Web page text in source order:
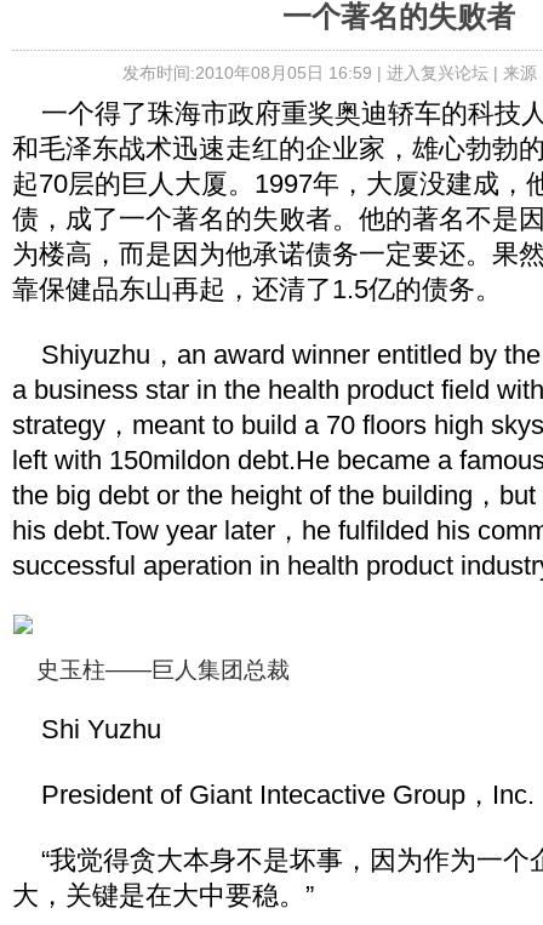
一个著名的失败者
发布时间:2010年08月05日 16:59 | 进入复兴论坛| 来源
一个得了珠海市政府重奖奥迪轿车的科技
和毛泽东战术迅速走红的企业家，雄心勃勃
起70层的巨人大厦。1997年，大厦没建成，
债，成了一个著名的失败者。他的著名不是
为楼高，而是因为他承诺债务一定要还。果
靠保健品东山再起，还清了1.5亿的债务。
Shiyuzhu，an award winner entitled by
a business star in the health product field
strategy，meant to build a 70 floors high
left with 150mildon debt.He became a
the big debt or the height of the building，
his debt.Tow year later，he fulfilded his
successful aperation in health product
史玉柱——巨人集团总裁
Shi Yuzhu
President of Giant Intecactive Group，Inc.
“我觉得贪大本身不是坏事，因为作为一个
大，关键是在大中要稳。”